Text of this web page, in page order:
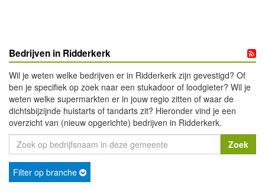
Bedrijven in Ridderkerk
Wil je weten welke bedrijven er in Ridderkerk zijn gevestigd? Of
ben je specifiek op zoek naar een stukadoor of loodgieter? Wil je
weten welke supermarkten er in jouw regio zitten of waar de
dichtsbijzijnde huistarts of tandarts zit? Hieronder vind je een
overzicht van (nieuw opgerichte) bedrijven in Ridderkerk.
Filter op branche